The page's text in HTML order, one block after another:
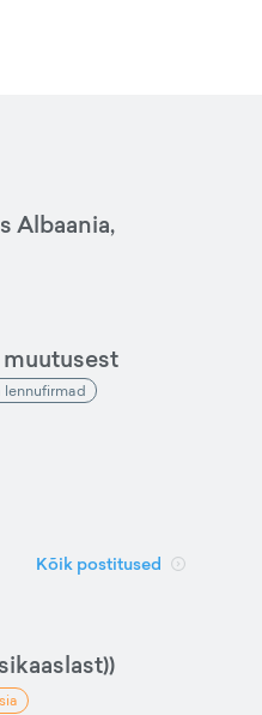
Albaania,
lennufirmad
Kõik postitused